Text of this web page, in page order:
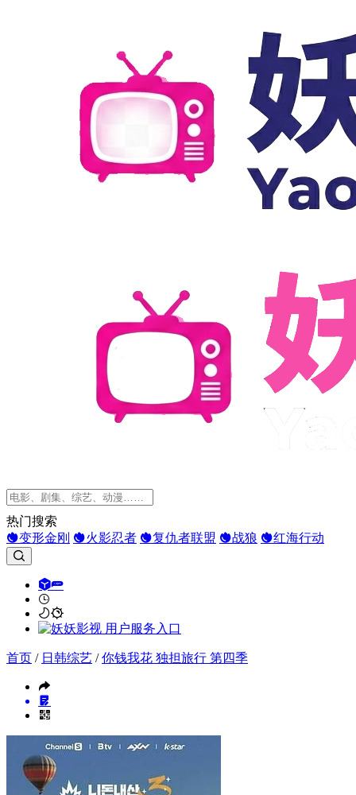
热门搜索
变形金刚
火影忍者 复仇者联盟 战狼 红海行动
首页 / 日韩综艺 /你钱我花 独担旅行 第四季